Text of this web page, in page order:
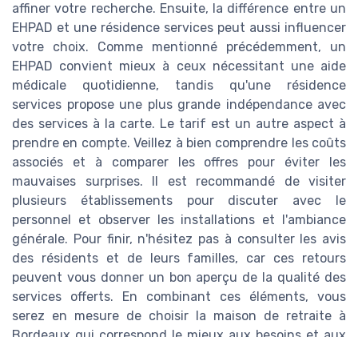
affiner votre recherche. Ensuite, la différence entre un
EHPAD et une résidence services peut aussi influencer
votre choix. Comme mentionné précédemment, un
EHPAD convient mieux à ceux nécessitant une aide
médicale quotidienne, tandis qu'une résidence
services propose une plus grande indépendance avec
des services à la carte. Le tarif est un autre aspect à
prendre en compte. Veillez à bien comprendre les coûts
associés et à comparer les offres pour éviter les
mauvaises surprises. Il est recommandé de visiter
plusieurs établissements pour discuter avec le
personnel et observer les installations et l'ambiance
générale. Pour finir, n'hésitez pas à consulter les avis
des résidents et de leurs familles, car ces retours
peuvent vous donner un bon aperçu de la qualité des
services offerts. En combinant ces éléments, vous
serez en mesure de choisir la maison de retraite à